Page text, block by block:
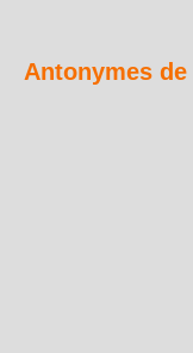
Antonymes de